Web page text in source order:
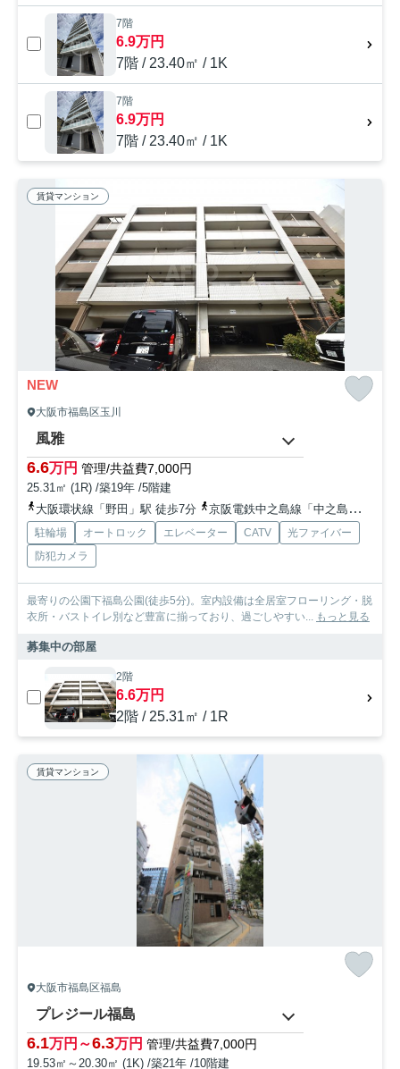
7階
6.9万円
7階 / 23.40㎡ / 1K
7階
6.9万円
7階 / 23.40㎡ / 1K
賃貸マンション
NEW
大阪市福島区玉川
風雅
6.6万円 管理/共益費7,000円
25.31㎡ (1R) /築19年 /5階建
大阪環状線「野田」駅 徒歩7分
京阪電鉄中之島線「中之島」駅 徒歩9分
駐輪場 オートロック エレベーター CATV
光ファイバー
防犯カメラ
最寄りの公園下福島公園(徒歩5分)。室内設備は全居室フローリング・脱
衣所・バストイレ別など豊富に揃っており、過ごしやすい... もっと見る
募集中の部屋
2階
6.6万円
2階 / 25.31㎡ / 1R
賃貸マンション
大阪市福島区福島
プレジール福島
6.1万円～6.3万円 管理/共益費7,000円
19.53㎡～20.30㎡ (1K) /築21年 /10階建